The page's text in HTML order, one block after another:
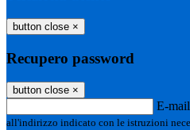
button close ×
Recupero password
button close ×
E-mail
all'indirizzo indicato con le istruzioni